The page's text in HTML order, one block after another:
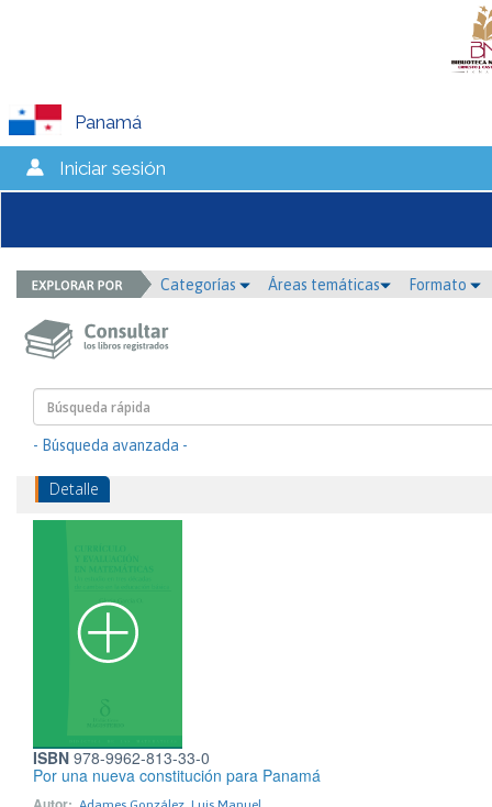
Panamá
Iniciar sesión
Categorías Áreas temáticas Formato
- Búsqueda avanzada -
Detalle
ISBN 978-9962-813-33-0
Por una nueva constitución para Panamá